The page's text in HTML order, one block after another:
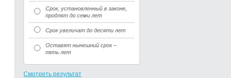
Срок, установленный в законе,
продлят до семи лет
Срок увеличат до десяти лет
Оставят нынешний срок –
пять лет
Смотреть результат